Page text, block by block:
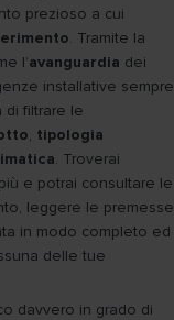
prezioso a cui
. Tramite la
l’avanguardia dei
installative sempre
di filtrare le
, tipologia
. Troverai
e potrai consultare le
leggere le premesse
in modo completo ed
delle tue
davvero in grado di